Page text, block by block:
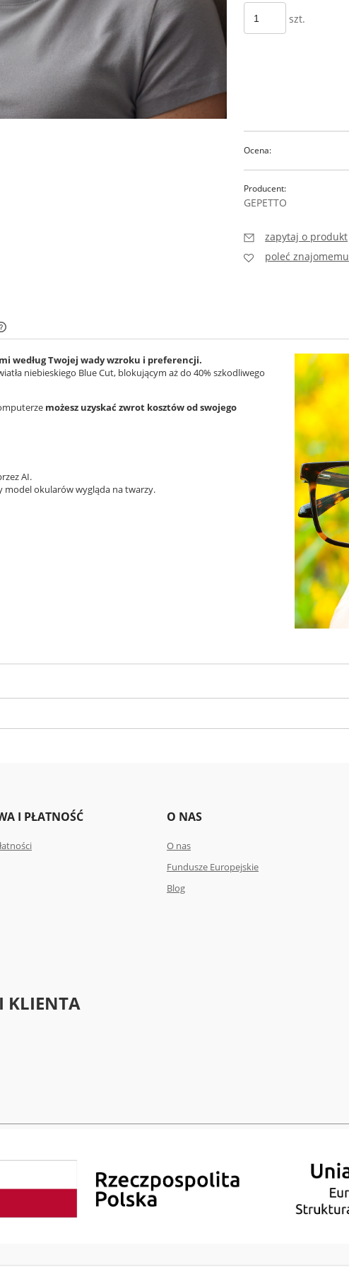
szt.
Ocena:
Producent:
GEPETTO
zapytaj o produkt
poleć znajomemu
Cena nie zawiera ewentualnych kosztów
płatności
według Twojej wady wzroku i preferencji.
niebieskiego Blue Cut, blokującym aż do 40% szkodliwego
możesz uzyskać zwrot kosztów od swojego
AI.
model okularów wygląda na twarzy.
I PŁATNOŚĆ O NAS
O nas
Fundusze Europejskie
Blog
KLIENTA